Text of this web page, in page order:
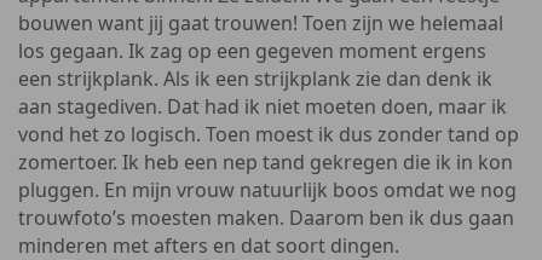
bouwen want jij gaat trouwen! Toen zijn we helemaal
los gegaan. Ik zag op een gegeven moment ergens
een strijkplank. Als ik een strijkplank zie dan denk ik
aan stagediven. Dat had ik niet moeten doen, maar ik
vond het zo logisch. Toen moest ik dus zonder tand op
zomertoer. Ik heb een nep tand gekregen die ik in kon
pluggen. En mijn vrouw natuurlijk boos omdat we nog
trouwfoto’s moesten maken. Daarom ben ik dus gaan
minderen met afters en dat soort dingen.